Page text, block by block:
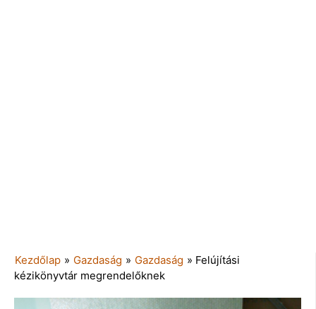
Kezdőlap » Gazdaság » Gazdaság » Felújítási
kézikönyvtár megrendelőknek